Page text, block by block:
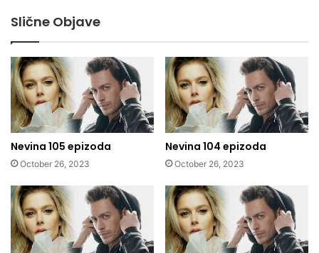
Slične Objave
Nevina 105 epizoda
October 26, 2023
Nevina 104 epizoda
October 26, 2023